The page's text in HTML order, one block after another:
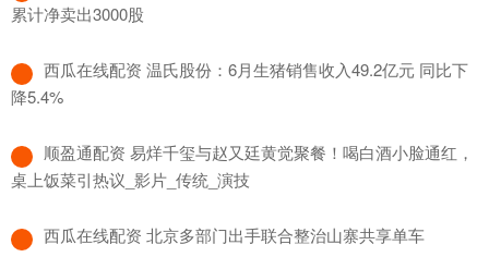
累计净卖出3000股
​西瓜在线配资 温氏股份：6月生猪销售收入49.2亿元 同比下
降5.4%
​顺盈通配资 易烊千玺与赵又廷黄觉聚餐！喝白酒小脸通红，
桌上饭菜引热议_影片_传统_演技
​西瓜在线配资 北京多部门出手联合整治山寨共享单车